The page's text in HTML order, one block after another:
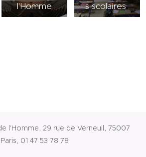
l'Homme
s scolaires
l'Homme, 29 rue de Verneuil, 75007
Paris, 01 47 53 78 78